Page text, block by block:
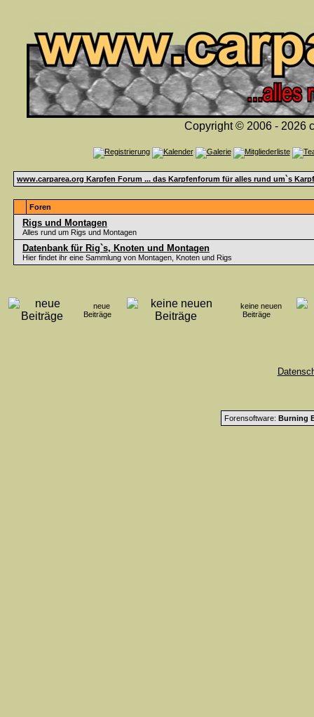
Copyright © 2006 - 2026
www.carparea.org Karpfen Forum ... das Karpfenforum für alles rund um`s
Foren
Rigs und Montagen
Alles rund um Rigs und Montagen
Datenbank für Rig`s, Knoten und Montagen
Hier findet ihr eine Sammlung von Montagen, Knoten und Rigs
neue
Beiträge
keine neuen
Beiträge
Forensoftware: Burning